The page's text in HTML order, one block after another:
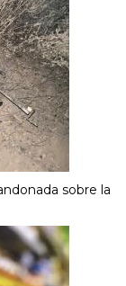
sobre la